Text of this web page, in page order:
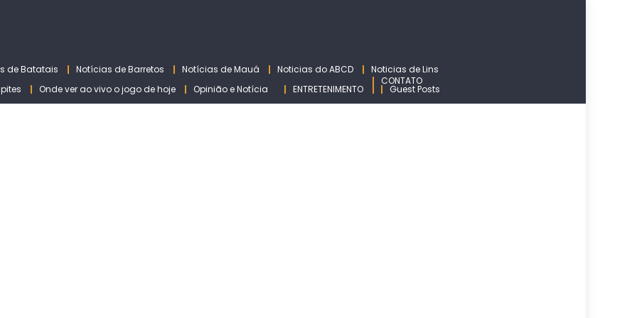
de Batatais Notícias de Barretos Notícias de Mauá Noticias do ABCD
Noticias de Lins
Onde ver ao vivo o jogo de hoje Opinião e Notícia ENTRETENIMENTO
CONTATO
Guest Posts